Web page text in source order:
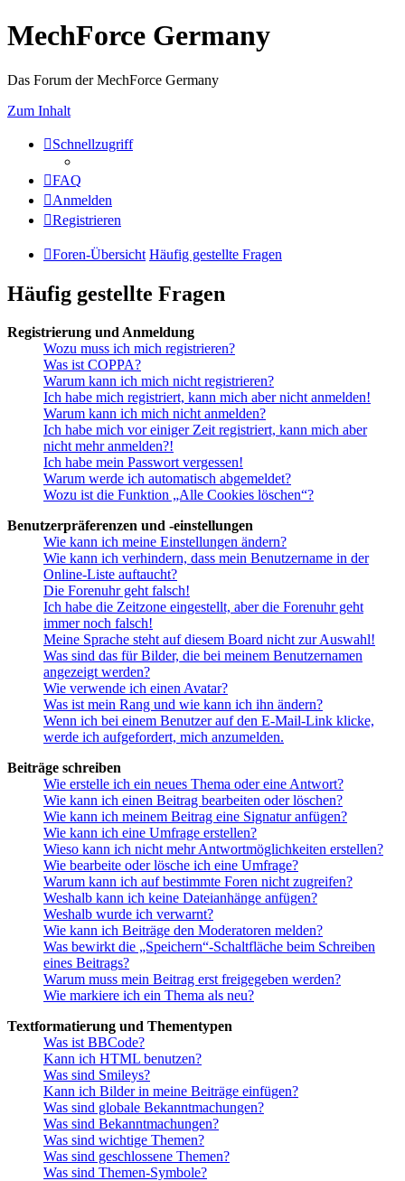
MechForce Germany
Das Forum der MechForce Germany
Zum Inhalt
Schnellzugriff
FAQ
Anmelden
Registrieren
Foren-Übersicht Häufig gestellte Fragen
Häufig gestellte Fragen
Registrierung und Anmeldung
Wozu muss ich mich registrieren?
Was ist COPPA?
Warum kann ich mich nicht registrieren?
Ich habe mich registriert, kann mich aber nicht anmelden!
Warum kann ich mich nicht anmelden?
Ich habe mich vor einiger Zeit registriert, kann mich aber
nicht mehr anmelden?!
Ich habe mein Passwort vergessen!
Warum werde ich automatisch abgemeldet?
Wozu ist die Funktion „Alle Cookies löschen“?
Benutzerpräferenzen und -einstellungen
Wie kann ich meine Einstellungen ändern?
Wie kann ich verhindern, dass mein Benutzername in der
Online-Liste auftaucht?
Die Forenuhr geht falsch!
Ich habe die Zeitzone eingestellt, aber die Forenuhr geht
immer noch falsch!
Meine Sprache steht auf diesem Board nicht zur Auswahl!
Was sind das für Bilder, die bei meinem Benutzernamen
angezeigt werden?
Wie verwende ich einen Avatar?
Was ist mein Rang und wie kann ich ihn ändern?
Wenn ich bei einem Benutzer auf den E-Mail-Link klicke,
werde ich aufgefordert, mich anzumelden.
Beiträge schreiben
Wie erstelle ich ein neues Thema oder eine Antwort?
Wie kann ich einen Beitrag bearbeiten oder löschen?
Wie kann ich meinem Beitrag eine Signatur anfügen?
Wie kann ich eine Umfrage erstellen?
Wieso kann ich nicht mehr Antwortmöglichkeiten erstellen?
Wie bearbeite oder lösche ich eine Umfrage?
Warum kann ich auf bestimmte Foren nicht zugreifen?
Weshalb kann ich keine Dateianhänge anfügen?
Weshalb wurde ich verwarnt?
Wie kann ich Beiträge den Moderatoren melden?
Was bewirkt die „Speichern“-Schaltfläche beim Schreiben
eines Beitrags?
Warum muss mein Beitrag erst freigegeben werden?
Wie markiere ich ein Thema als neu?
Textformatierung und Thementypen
Was ist BBCode?
Kann ich HTML benutzen?
Was sind Smileys?
Kann ich Bilder in meine Beiträge einfügen?
Was sind globale Bekanntmachungen?
Was sind Bekanntmachungen?
Was sind wichtige Themen?
Was sind geschlossene Themen?
Was sind Themen-Symbole?